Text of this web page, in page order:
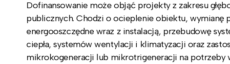
Dofinansowanie może objąć projekty z zakresu
publicznych. Chodzi o ocieplenie obiektu, wymianę
energooszczędne wraz z instalacją, przebudowę
ciepła, systemów wentylacji i klimatyzacji oraz
mikrokogeneracji lub mikrotrigeneracji na potrzeby